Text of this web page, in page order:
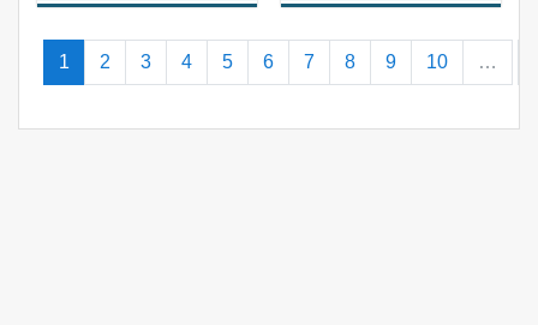
1 (当前)
2 3 4 5 6 7 8 9 10 …